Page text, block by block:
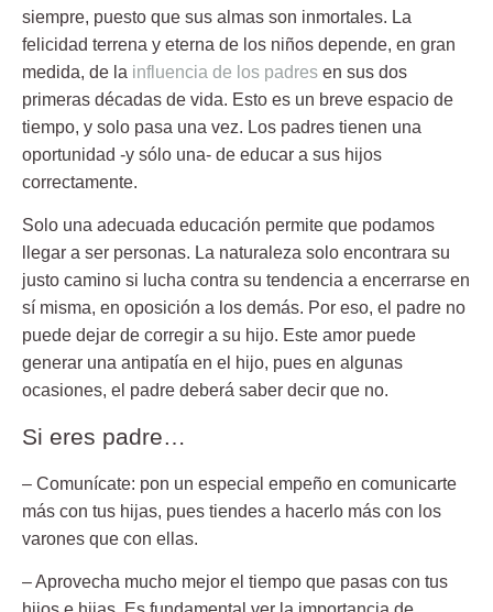
siempre, puesto que sus almas son inmortales. La
felicidad terrena y eterna de los niños depende, en gran
medida, de la influencia de los padres en sus dos
primeras décadas de vida. Esto es un breve espacio de
tiempo, y solo pasa una vez. Los padres tienen una
oportunidad -y sólo una- de educar a sus hijos
correctamente.
Solo una adecuada educación permite que podamos
llegar a ser personas. La naturaleza solo encontrara su
justo camino si lucha contra su tendencia a encerrarse en
sí misma, en oposición a los demás. Por eso, el padre no
puede dejar de corregir a su hijo. Este amor puede
generar una antipatía en el hijo, pues en algunas
ocasiones, el padre deberá saber decir que no.
Si eres padre…
– Comunícate: pon un especial empeño en comunicarte
más con tus hijas, pues tiendes a hacerlo más con los
varones que con ellas.
– Aprovecha mucho mejor el tiempo que pasas con tus